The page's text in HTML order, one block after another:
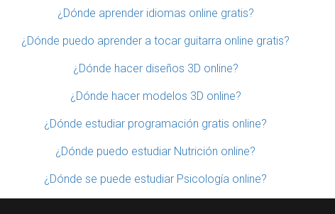
¿Dónde aprender idiomas online gratis?
¿Dónde puedo aprender a tocar guitarra online gratis?
¿Dónde hacer diseños 3D online?
¿Dónde hacer modelos 3D online?
¿Dónde estudiar programación gratis online?
¿Dónde puedo estudiar Nutrición online?
¿Dónde se puede estudiar Psicología online?